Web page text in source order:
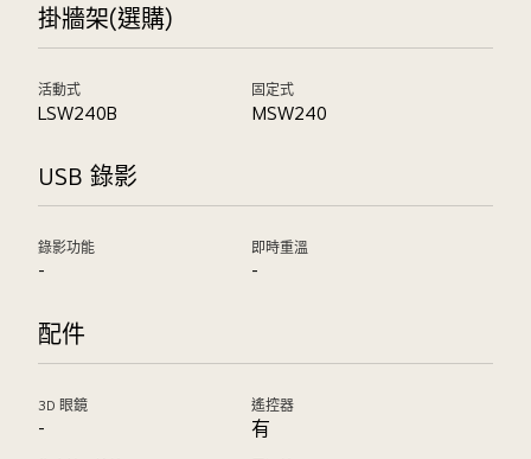
掛牆架(選購)
活動式
LSW240B
固定式
MSW240
USB 錄影
錄影功能
-
即時重溫
-
配件
3D 眼鏡
-
遙控器
有